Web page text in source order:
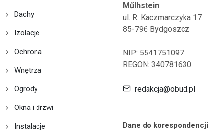
Dachy
Izolacje
Ochrona
Wnętrza
Ogrody
Okna i drzwi
Instalacje
Műlhstein
ul. R. Kaczmarczyka 17
85-796 Bydgoszcz
NIP: 5541751097
REGON: 340781630
redakcja@obud.pl
Dane do korespondencji